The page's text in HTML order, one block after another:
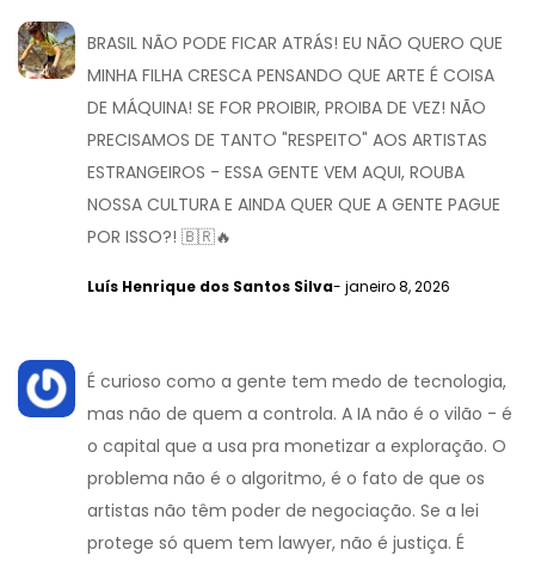
BRASIL NÃO PODE FICAR ATRÁS! EU NÃO QUERO QUE
MINHA FILHA CRESCA PENSANDO QUE ARTE É COISA
DE MÁQUINA! SE FOR PROIBIR, PROIBA DE VEZ! NÃO
PRECISAMOS DE TANTO "RESPEITO" AOS ARTISTAS
ESTRANGEIROS - ESSA GENTE VEM AQUI, ROUBA
NOSSA CULTURA E AINDA QUER QUE A GENTE PAGUE
POR ISSO?! 🇧🇷🔥
Luís Henrique dos Santos Silva- janeiro 8, 2026
É curioso como a gente tem medo de tecnologia,
mas não de quem a controla. A IA não é o vilão - é
o capital que a usa pra monetizar a exploração. O
problema não é o algoritmo, é o fato de que os
artistas não têm poder de negociação. Se a lei
protege só quem tem lawyer, não é justiça. É